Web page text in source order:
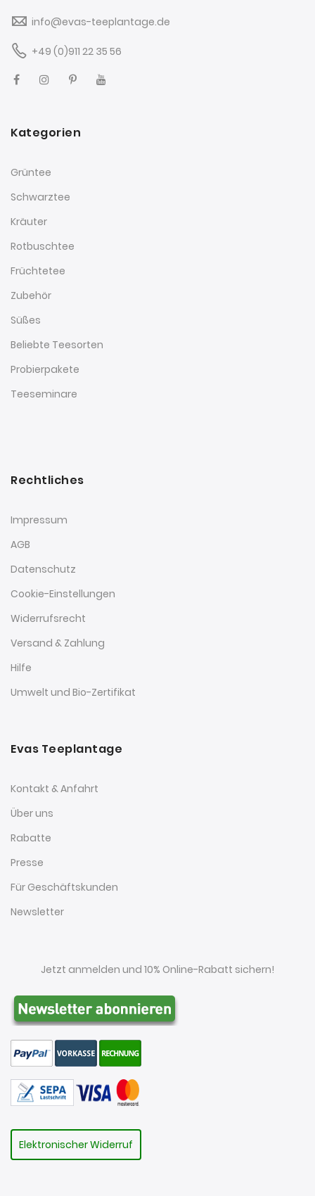
info@evas-teeplantage.de
+49 (0)911 22 35 56
Kategorien
Grüntee
Schwarztee
Kräuter
Rotbuschtee
Früchtetee
Zubehör
Süßes
Beliebte Teesorten
Probierpakete
Teeseminare
Rechtliches
Impressum
AGB
Datenschutz
Cookie-Einstellungen
Widerrufsrecht
Versand & Zahlung
Hilfe
Umwelt und Bio-Zertifikat
Evas Teeplantage
Kontakt & Anfahrt
Über uns
Rabatte
Presse
Für Geschäftskunden
Newsletter
Jetzt anmelden und 10% Online-Rabatt sichern!
Elektronischer Widerruf